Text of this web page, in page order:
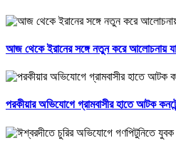
আজ থেকে ইরানের সঙ্গে নতুন করে আলোচনায়
পরকীয়ার অভিযোগে গ্রামবাসীর হাতে আটক